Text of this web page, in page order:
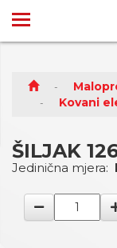
Kovani
ŠILJAK
Jedinična mjera: